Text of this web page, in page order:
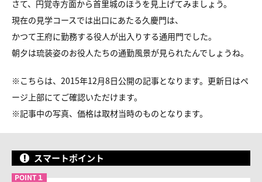
さて、円覚寺方面から首里城のほうを見上げてみましょう。
現在の見学コースでは出口にあたる久慶門は、
かつて王府に勤務する役人が出入りする通用門でした。
朝夕は琉装姿のお役人たちの通勤風景が見られたんでしょうね。
※こちらは、2015年12月8日公開の記事となります。更新日はペ
ージ上部にてご確認いただけます。
※記事中の写真、価格は取材当時のものとなります。
スマートポイント